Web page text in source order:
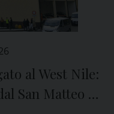
al West Nile:
San Matteo di